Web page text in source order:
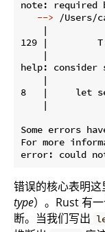
   -->
/Users/
    |
129 |         T:
|
help: consider
    |
8   |     let
|
Some errors
For more
错误的核心表明这
type）。Rust 有
断。当我们写出